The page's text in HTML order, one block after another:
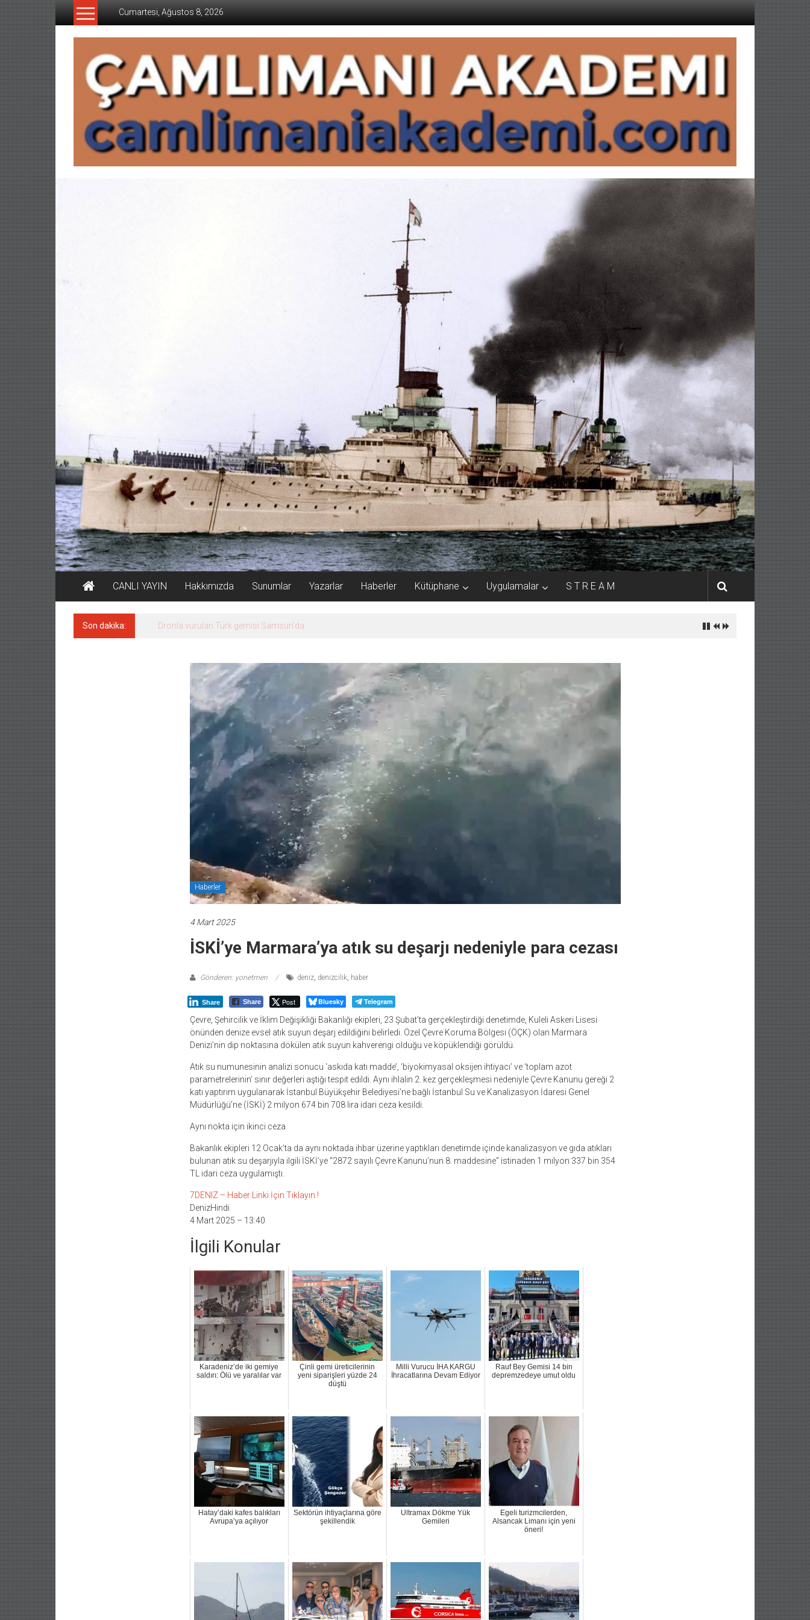
İçeriğe
Cumartesi, Ağustos 8, 2026
CAMLIMANI
AKADEMI
CANLI YAYIN Hakkımızda Sunumlar Yazarlar Haberler Kütüphane Uygulamalar S T R E A M
Son dakika: İran ve Umman transit hat üzerinde anlaştı
Haberler
4 Mart 2025
İSKİ’ye Marmara’ya atık su deşarjı nedeniyle para cezası
Gönderen: yonetmen deniz, denizcilik, haber
Share Share Post Bluesky Telegram
Çevre, Şehircilik ve İklim Değişikliği Bakanlığı ekipleri, 23 Şubat’ta gerçekleştirdiği denetimde, Kuleli Askeri Lisesi
önünden denize evsel atık suyun deşarj edildiğini belirledi. Özel Çevre Koruma Bölgesi (ÖÇK) olan Marmara
Denizi’nin dip noktasına dökülen atık suyun kahverengi olduğu ve köpüklendiği görüldü.
Atık su numunesinin analizi sonucu ‘askıda katı madde’, ‘biyokimyasal oksijen ihtiyacı’ ve ‘toplam azot
parametrelerinin’ sınır değerleri aştığı tespit edildi. Aynı ihlalin 2. kez gerçekleşmesi nedeniyle Çevre Kanunu gereği 2
katı yaptırım uygulanarak İstanbul Büyükşehir Belediyesi’ne bağlı İstanbul Su ve Kanalizasyon İdaresi Genel
Müdürlüğü’ne (İSKİ) 2 milyon 674 bin 708 lira idari ceza kesildi.
Aynı nokta için ikinci ceza
Bakanlık ekipleri 12 Ocak’ta da aynı noktada ihbar üzerine yaptıkları denetimde içinde kanalizasyon ve gıda atıkları
bulunan atık su deşarjıyla ilgili İSKİ’ye “2872 sayılı Çevre Kanunu’nun 8. maddesine” istinaden 1 milyon 337 bin 354
TL idari ceza uygulamıştı.
7DENIZ – Haber Linki İçin Tıklayın !
DenizHindi
4 Mart 2025 – 13:40
İlgili Konular
Karadeniz’de iki gemiye
saldırı: Ölü ve yaralılar var
Çinli gemi üreticilerinin
yeni siparişleri yüzde 24
düştü
Milli Vurucu İHA KARGU
İhracatlarına Devam Ediyor
Rauf Bey Gemisi 14 bin
depremzedeye umut oldu
Hatay’daki kafes balıkları
Avrupa’ya açılıyor
Sektörün ihtiyaçlarına göre
şekillendik
Ultramax Dökme Yük
Gemileri
Egeli turizmcilerden,
Alsancak Limanı için yeni
öneri!